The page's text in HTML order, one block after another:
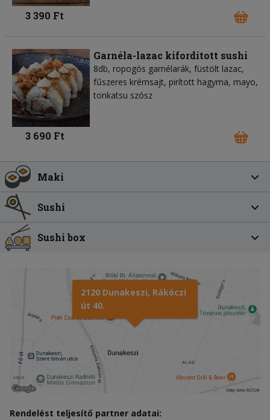
3 390 Ft
Garnéla-lazac kifordított sushi
8db, ropogós garnélarák, füstölt lazac,
fűszeres krémsajt, pirított hagyma, mayo,
tonkatsu szósz
3 690 Ft
Maki
Sushi
Sushi box
2120 Dunakeszi, Rákóczi
út 40.
Rendelést teljesítő partner adatai: